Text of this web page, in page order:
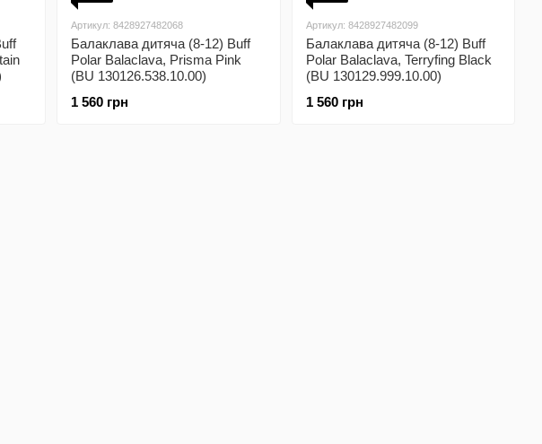
Артикул: 8428927482068
Балаклава дитяча (8-12) Buff
Polar Balaclava, Prisma Pink
(BU 130126.538.10.00)
1 560 грн
Артикул: 8428927482099
Балаклава дитяча (8-12) Buff
Polar Balaclava, Terryfing Black
(BU 130129.999.10.00)
1 560 грн